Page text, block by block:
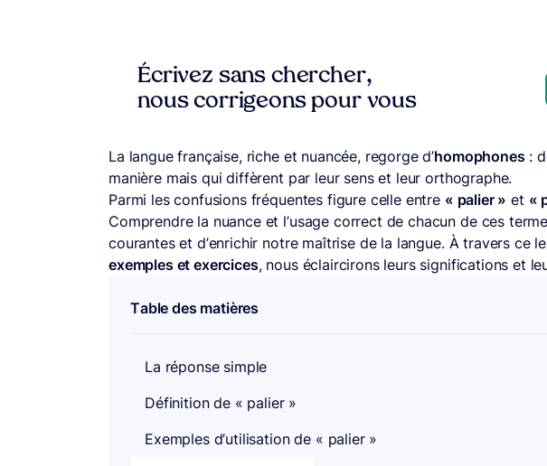
Écrivez sans chercher,
nous corrigeons pour vous
La langue française, riche et nuancée, regorge d’homophones:
manière mais qui diffèrent par leur sens et leur orthographe.
Parmi les confusions fréquentes figure celle entre « palier » et «
Comprendre la nuance et l’usage correct de chacun de ces
courantes et d’enrichir notre maîtrise de la langue. À travers ce
exemples et exercices, nous éclaircirons leurs significations et
Table des matières
La réponse simple
Définition de « palier »
Exemples d’utilisation de « palier »